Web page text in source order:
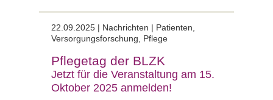
22.09.2025 | Nachrichten | Patienten,
Versorgungsforschung, Pflege
Pflegetag der BLZK
Jetzt für die Veranstaltung am 15.
Oktober 2025 anmelden!